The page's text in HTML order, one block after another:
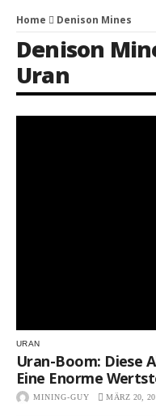
Home Denison Mines
Denison
Uran
URAN
Uran-Boom: Diese
Eine Enorme
MINING-GUY MÄRZ 20,